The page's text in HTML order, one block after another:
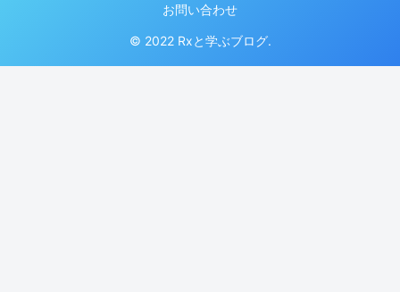
お問い合わせ
© 2022 Rxと学ぶブログ.